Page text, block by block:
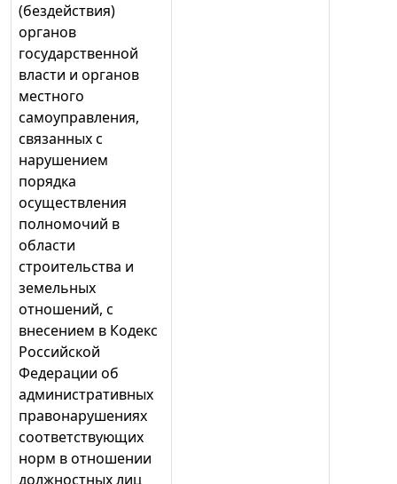
(бездействия)
органов
государственной
власти и органов
местного
самоуправления,
связанных с
нарушением
порядка
осуществления
полномочий в
области
строительства и
земельных
отношений, с
внесением в Кодекс
Российской
Федерации об
административных
правонарушениях
соответствующих
норм в отношении
должностных лиц